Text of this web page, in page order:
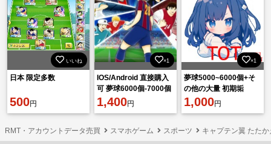
いいね
日本 限定多数
500円
×1
IOS/Android 直接購入
可 夢球6000個-7000個
+大量の資源を持つ 初
期垢
1,400円
×1
夢球5000~6000個+そ
の他の大量 初期垢
1,000円
RMT・アカウントデータ売買 スマホゲーム スポーツ キャプテン翼 たた